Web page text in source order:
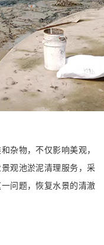
杂物，不仅影响美观，
观池淤泥清理服务，采
问题，恢复水景的清澈